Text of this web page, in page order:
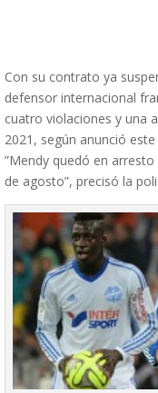
Con su contrato ya
defensor internacional
cuatro violaciones y una
2021, según anunció
”Mendy quedó en
de agosto”, precisó la